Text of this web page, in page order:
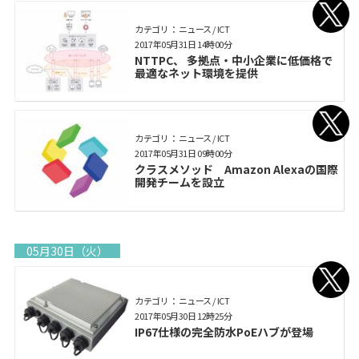
カテゴリ： ニュース / ICT
NTTPC、 多拠点・中小企業に低価格で
最適なネット環境を提供
2017年05月31日 14時00分
カテゴリ： ニュース / ICT
クラスメソッド Amazon Alexaの国際
開発チームを設立
2017年05月31日 09時00分
05月30日（火）
カテゴリ： ニュース / ICT
IP67仕様の完全防水PoEハブが登場
2017年05月30日 12時25分